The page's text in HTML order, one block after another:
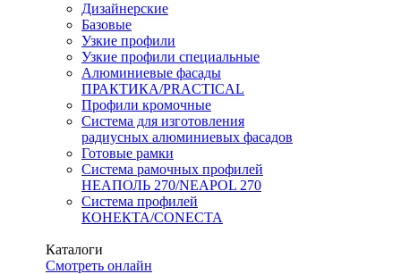
Дизайнерские
Базовые
Узкие профили
Узкие профили специальные
Алюминиевые фасады
ПРАКТИКА/PRACTICAL
Профили кромочные
Система для изготовления
радиусных алюминиевых фасадов
Готовые рамки
Система рамочных профилей
НЕАПОЛЬ 270/NEAPOL 270
Система профилей
КОНЕКТА/CONECTA
Каталоги
Смотреть онлайн